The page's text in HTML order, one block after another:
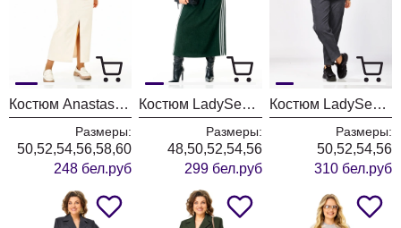
Костюм Anastasia 1384 слоновая кость
Размеры:
50,52,54,56,58,60
248 бел.руб
Костюм LadySecret 26260 зеленый
Размеры:
48,50,52,54,56
299 бел.руб
Костюм LadySecret 25229 темный графит
Размеры:
50,52,54,56
310 бел.руб